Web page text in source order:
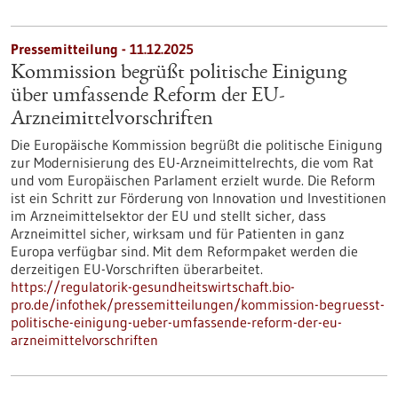
Pressemitteilung - 11.12.2025
Kommission begrüßt politische Einigung
über umfassende Reform der EU-
Arzneimittelvorschriften
Die Europäische Kommission begrüßt die politische Einigung
zur Modernisierung des EU-Arzneimittelrechts, die vom Rat
und vom Europäischen Parlament erzielt wurde. Die Reform
ist ein Schritt zur Förderung von Innovation und Investitionen
im Arzneimittelsektor der EU und stellt sicher, dass
Arzneimittel sicher, wirksam und für Patienten in ganz
Europa verfügbar sind. Mit dem Reformpaket werden die
derzeitigen EU-Vorschriften überarbeitet.
https://regulatorik-gesundheitswirtschaft.bio-
pro.de/infothek/pressemitteilungen/kommission-begruesst-
politische-einigung-ueber-umfassende-reform-der-eu-
arzneimittelvorschriften